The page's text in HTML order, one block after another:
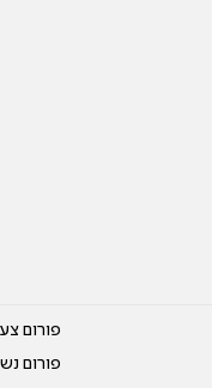
פורום
פורום